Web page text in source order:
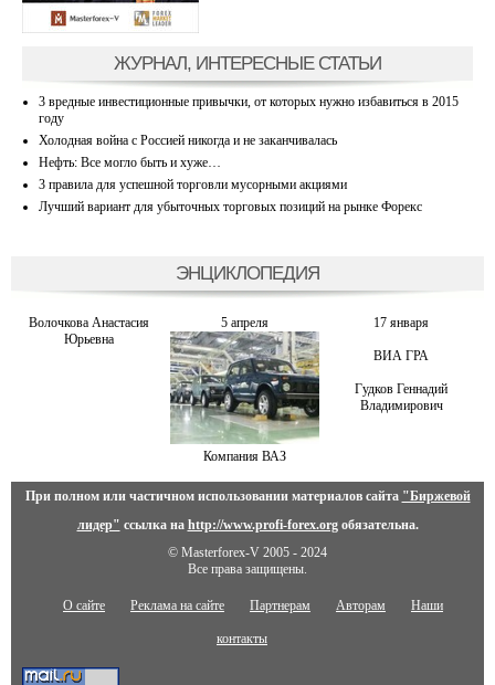
ЖУРНАЛ, ИНТЕРЕСНЫЕ СТАТЬИ
3 вредные инвестиционные привычки, от которых нужно избавиться в 2015
году
Холодная война с Россией никогда и не заканчивалась
Нефть: Все могло быть и хуже…
3 правила для успешной торговли мусорными акциями
Лучший вариант для убыточных торговых позиций на рынке Форекс
ЭНЦИКЛОПЕДИЯ
Волочкова Анастасия
Юрьевна
5 апреля 17 января
Компания ВАЗ
ВИА ГРА
Гудков Геннадий
Владимирович
При полном или частичном использовании материалов сайта "Биржевой
лидер" ссылка на http://www.profi-forex.orgобязательна.
© Masterforex-V 2005 - 2024
Все права защищены.
О сайте Реклама на сайте Партнерам Авторам Наши
контакты